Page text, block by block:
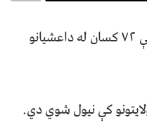
د ترکیې د کورنیو چارو وزیر نن پنجشنبه ویلي چې د GURZ-1 په نوم عملیاتو کې یې ۷۲ کسان له داعشیانو